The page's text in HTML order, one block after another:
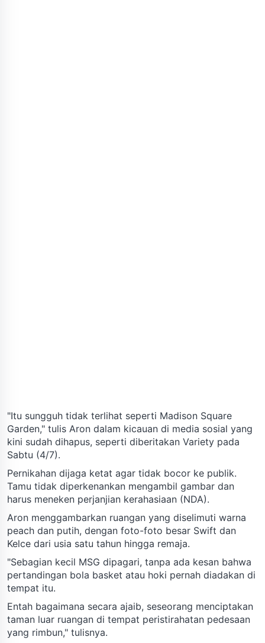
"Itu sungguh tidak terlihat seperti Madison Square
Garden," tulis Aron dalam kicauan di media sosial yang
kini sudah dihapus, seperti diberitakan Variety pada
Sabtu (4/7).
Pernikahan dijaga ketat agar tidak bocor ke publik.
Tamu tidak diperkenankan mengambil gambar dan
harus meneken perjanjian kerahasiaan (NDA).
Aron menggambarkan ruangan yang diselimuti warna
peach dan putih, dengan foto-foto besar Swift dan
Kelce dari usia satu tahun hingga remaja.
"Sebagian kecil MSG dipagari, tanpa ada kesan bahwa
pertandingan bola basket atau hoki pernah diadakan di
tempat itu.
Entah bagaimana secara ajaib, seseorang menciptakan
taman luar ruangan di tempat peristirahatan pedesaan
yang rimbun," tulisnya.